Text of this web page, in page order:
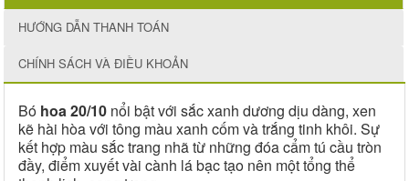
HƯỚNG DẪN THANH TOÁN
CHÍNH SÁCH VÀ ĐIỀU KHOẢN
Bó hoa 20/10 nổi bật với sắc xanh dương dịu dàng, xen
kẽ hài hòa với tông màu xanh cốm và trắng tinh khôi. Sự
kết hợp màu sắc trang nhã từ những đóa cẩm tú cầu tròn
đầy, điểm xuyết vài cành lá bạc tạo nên một tổng thể